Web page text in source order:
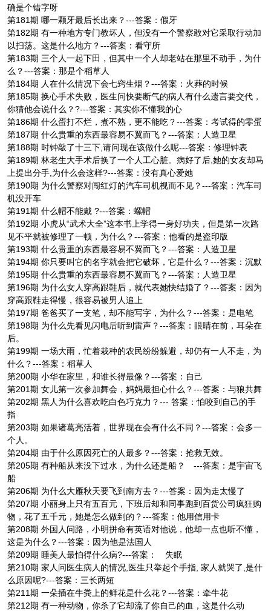
确是个错字呀
第181期 哪一颗牙最后长出来？---答案：假牙
第182期 有一种地方专门教坏人，但没有一个警察敢对它采取行动加
以扫荡。这是什么地方？---答案：看守所
第183期 三个人一起下田，但其中一个人却老站在那里不动手，为什
么？---答案：那是个稻草人
第184期 人在什么情况下会七窍生烟？---答案：火葬的时候
第185期 换心手术失败，医生问快要断气的病人有什么遗言要交代，
你猜他会说什么？?---答案：其实你不懂我的心
第186期 什么蛋打不烂，煮不熟，更不能吃？---答案：考试得的零蛋
第187期 什么贵重的东西最容易不翼而飞？---答案：人造卫星
第188期 时钟敲了十三下,请问现在该做什么呢---答案：修理钟表
第189期 林老生大手术后换了一个人工心脏。病好了后,她的女友却马
上提出分手,为什么会这样?---答案：没有真心爱她
第190期 为什么警察对闯红灯的汽车司机视而不见？---答案：汽车司
机没开车
第191期 什么帽不能戴 ?---答案：螺帽
第192期 小虎从“武术大全”这本书上学得一身好功夫，但是第一次路
见不平就被修理了一顿，为什么？---答案：他看的是盗印版
第193期 什么贵重的东西最容易不翼而飞？---答案：人造卫星
第194期 你只要叫它的名字就会把它破坏，它是什么？---答案：沉默
第195期 什么贵重的东西最容易不翼而飞？---答案：人造卫星
第196期 为什么女人穿高跟鞋后，就代表她快结婚了？---答案：因为
穿高跟鞋走得慢，很容易被男人追上
第197期 爸爸买了一支笔，却不能写字，为什么？---答案：是电笔
第198期 为什么先看见闪电后听到雷声？---答案：眼睛在前，耳朵在
后。
第199期 一场大雨，忙着栽种的农民纷纷躲避，却仍有一人不走，为
什么？---答案：稻草人
第200期 小华在家里，和谁长得最像？---答案：自己
第201期 女儿第一次参加舞会，妈妈最担心什么？---答案：与狼共舞
第202期 黑人为什么喜欢吃白色巧克力？--- 答案：怕咬到自己的手
指
第203期 如果诸葛亮活着，世界现在会有什么不同？---答案：会多一
个人。
第204期 由于什么原因死亡的人最多？---答案：抢救无效。
第205期 有种船从来没下过水，为什么还是船？ ---答案：是宇宙飞
船
第206期 为什么大雁秋天要飞到南方去？---答案：因为走太慢了
第207期 小丽身上只有五百元，下班后却和同事跑到百货公司疯狂购
物，花了五千元，她是怎么做到的？---答案：他用信用卡
第208期 外国人问路，小明拼命有英语对他说，他却一点也听不懂，
这是为什么？---答案：因为他是法国人
第209期 睡美人最怕得什么病?---答案： 失眠
第210期 家人问医生病人的情况,医生只举起个手指, 家人就哭了,是什
么原因呢?---答案：三长两短
第211期 一朵插在牛粪上的鲜花是什么花？---答案：牵牛花
第212期 有一种动物，你杀了它却流了你自己的血，这是什么动